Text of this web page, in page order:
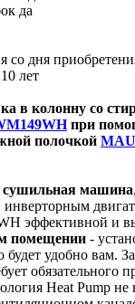
да
со дня
лет
в колонну со
при
полочкой
сушильная машина
эффективной и
помещении -
будет удобно вам.
обязательного
Heat Pump не